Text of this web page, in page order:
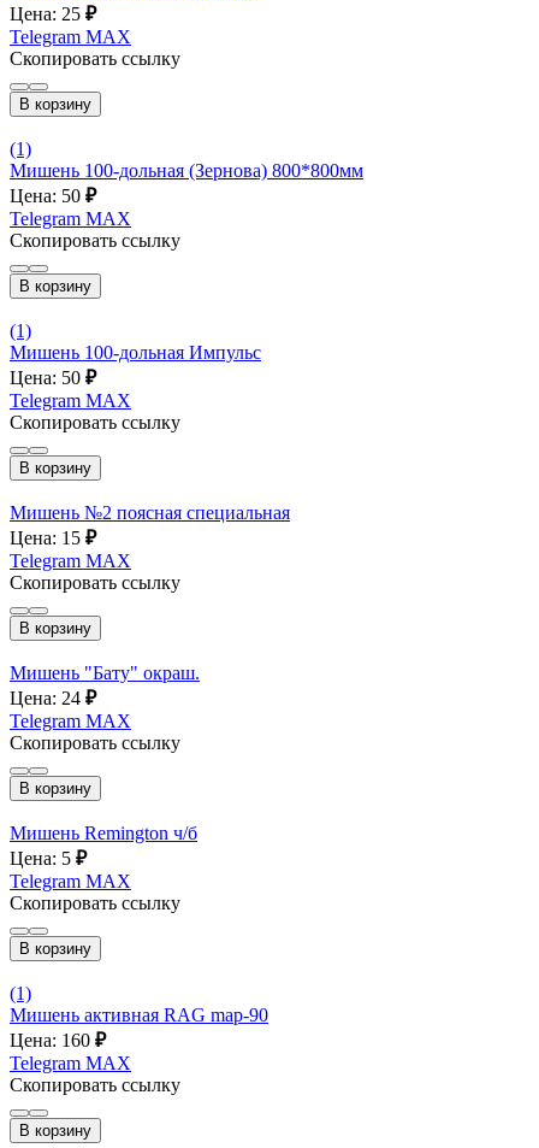
Цена: 25 ₽
Telegram MAX
Скопировать ссылку
В корзину
(1)
Мишень 100-дольная (Зернова) 800*800мм
Цена: 50 ₽
Telegram MAX
Скопировать ссылку
В корзину
(1)
Мишень 100-дольная Импульс
Цена: 50 ₽
Telegram MAX
Скопировать ссылку
В корзину
Мишень №2 поясная специальная
Цена: 15 ₽
Telegram MAX
Скопировать ссылку
В корзину
Мишень "Бату" окраш.
Цена: 24 ₽
Telegram MAX
Скопировать ссылку
В корзину
Мишень Remington ч/б
Цена: 5 ₽
Telegram MAX
Скопировать ссылку
В корзину
(1)
Мишень активная RAG map-90
Цена: 160 ₽
Telegram MAX
Скопировать ссылку
В корзину